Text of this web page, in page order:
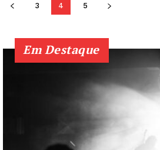
Quero ser Assinante
3 4 5
Em Destaque